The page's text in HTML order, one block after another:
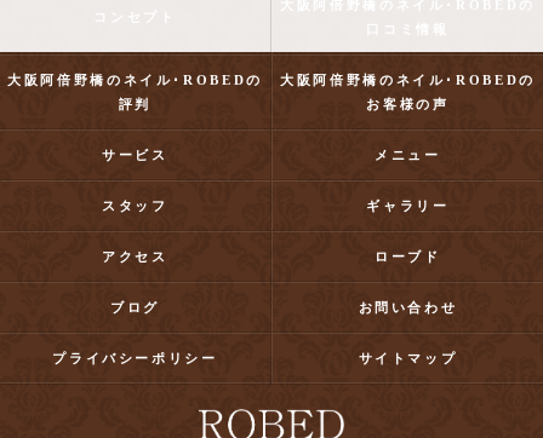
大阪阿倍野橋のネイル･ROBEDの
評判
大阪阿倍野橋のネイル･ROBEDの
お客様の声
サービス メニュー
スタッフ ギャラリー
アクセス ローブド
ブログ お問い合わせ
プライバシーポリシー サイトマップ